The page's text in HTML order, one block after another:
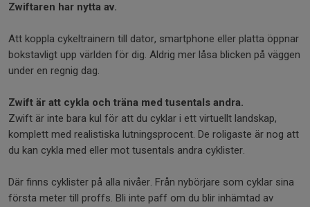
Zwiftaren har nytta av.
Att koppla cykeltrainern till dator, smartphone eller platta öppnar
bokstavligt upp världen för dig. Aldrig mer låsa blicken på väggen
under en regnig dag.
Zwift är att cykla och träna med tusentals andra.
Zwift är inte bara kul för att du cyklar i ett virtuellt landskap,
komplett med realistiska lutningsprocent. De roligaste är nog att
du kan cykla med eller mot tusentals andra cyklister.
Där finns cyklister på alla nivåer. Från nybörjare som cyklar sina
första meter till proffs. Bli inte paff om du blir inhämtad av